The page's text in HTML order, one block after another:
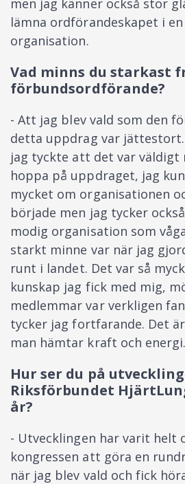
lämna ordförandeskapet i
organisation.
Vad minns du starkast
förbundsordförande?
- Att jag blev vald som den
detta uppdrag var
jag tyckte att det var
hoppa på uppdraget, jag
mycket om organisationen
började men jag tycker
modig organisation som
starkt minne var när jag
runt i landet. Det var så
kunskap jag fick med mig,
medlemmar var verkligen
tycker jag fortfarande. Det
man hämtar kraft och energi.
Hur ser du på
Riksförbundet
år?
- Utvecklingen har varit helt
kongressen att göra en
när jag blev vald och fick